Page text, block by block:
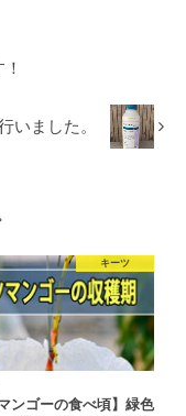
いました。
キーツ
ンゴーの食べ頃】緑色